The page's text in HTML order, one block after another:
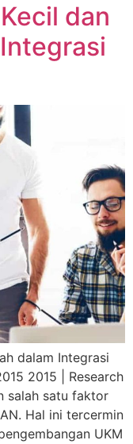
dan
dalam Integrasi
2015 | Research
salah satu faktor
Hal ini tercermin
UKM